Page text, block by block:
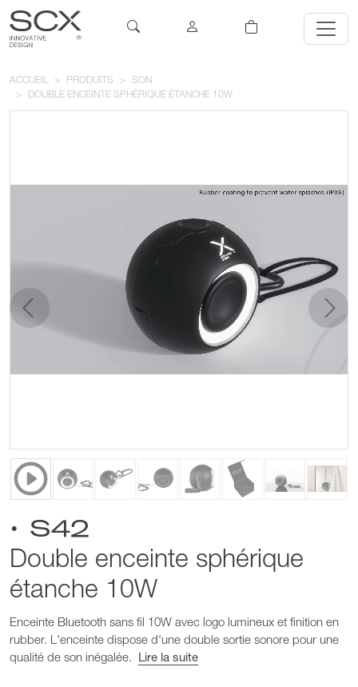
ACCUEIL PRODUITS
SON
DOUBLE ENCEINTE SPHÉRIQUE ÉTANCHE 10W
précédent
• S42
Double enceinte sphérique
étanche 10W
Enceinte Bluetooth sans fil 10W avec logo lumineux et finition en
rubber. L'enceinte dispose d'une double sortie sonore pour une
qualité de son inégalée.
Lire la suite